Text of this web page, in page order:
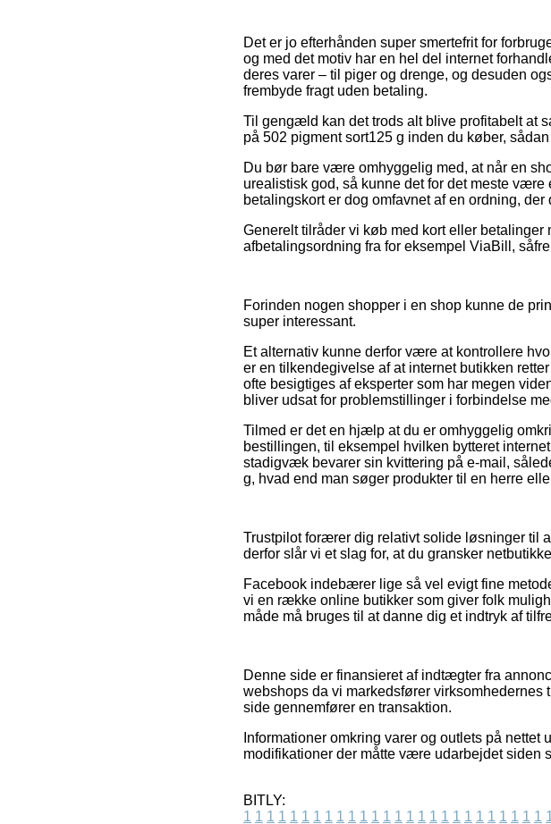
Det er jo efterhånden super smertefrit for
og med det motiv har en hel del internet
deres varer – til piger og drenge, og desuden
frembyde fragt uden betaling.
Til gengæld kan det trods alt blive profitabelt at
på 502 pigment sort125 g inden du køber,
Du bør bare være omhyggelig med, at når en
urealistisk god, så kunne det for det meste
betalingskort er dog omfavnet af en ordning,
Generelt tilråder vi køb med kort eller
afbetalingsordning fra for eksempel ViaBill,
Forinden nogen shopper i en shop kunne de
super interessant.
Et alternativ kunne derfor være at kontrollere
er en tilkendegivelse af at internet butikken
ofte besigtiges af eksperter som har megen
bliver udsat for problemstillinger i forbindelse
Tilmed er det en hjælp at du er omhyggelig
bestillingen, til eksempel hvilken bytteret
stadigvæk bevarer sin kvittering på e-mail,
g, hvad end man søger produkter til en herre
Trustpilot forærer dig relativt solide løsninger til
derfor slår vi et slag for, at du gransker
Facebook indebærer lige så vel evigt fine
vi en række online butikker som giver folk
måde må bruges til at danne dig et indtryk af
Denne side er finansieret af indtægter fra
webshops da vi markedsfører
side gennemfører en transaktion.
Informationer omkring varer og outlets på
modifikationer der måtte være udarbejdet siden
BITLY:
1 1 1 1 1 1 1 1 1 1 1 1 1 1 1 1 1 1 1 1 1 1 1 1 1 1